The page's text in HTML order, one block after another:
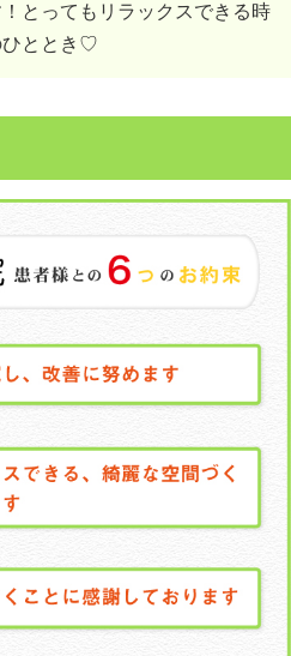
とってもリラックスできる時
ひととき♡